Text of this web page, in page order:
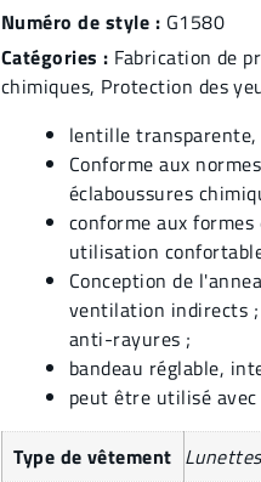
Numéro de style : G1580
Catégories : Fabrication de
chimiques, Protection des
lentille
Conforme aux
éclaboussures
conforme aux
utilisation
Conception de
ventilation indirects
anti-rayures ;
bandeau réglable,
peut être utilisé
Type de vêtement Lunettes